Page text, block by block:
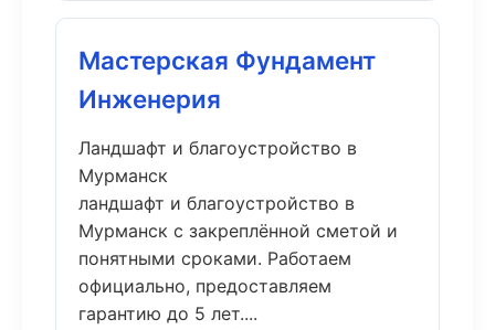
Мастерская Фундамент
Инженерия
Ландшафт и благоустройство в
Мурманск
ландшафт и благоустройство в
Мурманск с закреплённой сметой и
понятными сроками. Работаем
официально, предоставляем
гарантию до 5 лет....